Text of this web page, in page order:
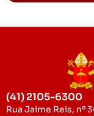
(41) 2105-6300
Rua Jaime Reis, nº